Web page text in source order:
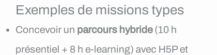
Exemples de missions types
Concevoir un parcours hybride(10 h
présentiel + 8 h e-learning) avec H5P et